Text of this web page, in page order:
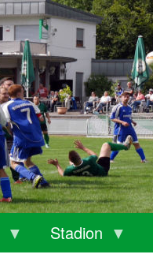
Stadion